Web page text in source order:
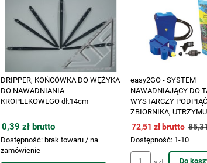
DRIPPER, KOŃCÓWKA DO WĘŻYKA
DO NAWADNIANIA
KROPELKOWEGO dł.14cm
0,39 zł brutto
Dostępność: brak towaru / na
zamówienie
easy2GO - SYSTEM
NAWADNIAJĄCY DO
WYSTARCZY
ZBIORNIKA,
POZIOM WODY,
72,51 zł brutto
Dostępność: 1-10
Do